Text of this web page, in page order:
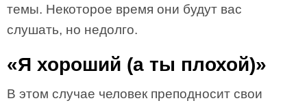
темы. Некоторое время они будут вас
слушать, но недолго.
«Я хороший (а ты плохой)»
В этом случае человек преподносит свои